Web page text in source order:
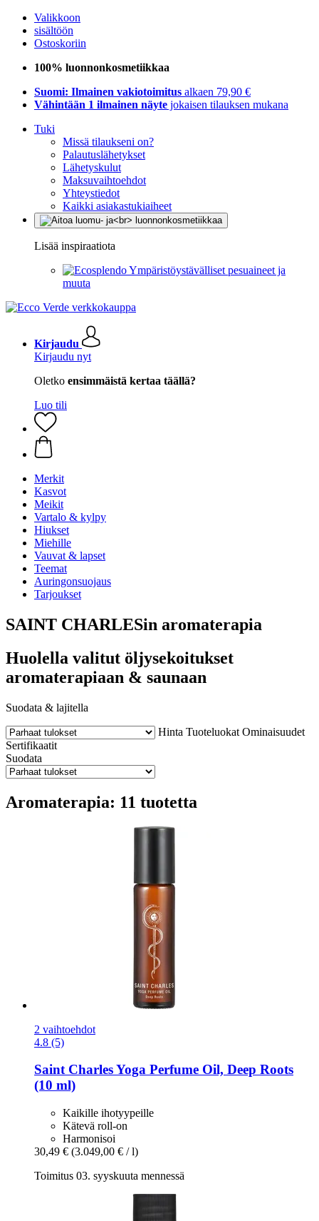
Valikkoon
sisältöön
Ostoskoriin
100% luonnonkosmetiikkaa
Suomi: Ilmainen vakiotoimitus alkaen 79,90 €
Vähintään 1 ilmainen näyte jokaisen tilauksen mukana
Tuki
Missä tilaukseni on?
Palautuslähetykset
Lähetyskulut
Maksuvaihtoehdot
Yhteystiedot
Kaikki asiakastukiaiheet
Lisää inspiraatiota
Ympäristöystävälliset pesuaineet ja
muuta
Kirjaudu
Kirjaudu nyt
Oletko ensimmäistä kertaa täällä?
Luo tili
Merkit
Kasvot
Meikit
Vartalo & kylpy
Hiukset
Miehille
Vauvat & lapset
Teemat
Auringonsuojaus
Tarjoukset
SAINT CHARLESin aromaterapia
Huolella valitut öljysekoitukset
aromaterapiaan & saunaan
Suodata & lajitella
Hinta Tuoteluokat Ominaisuudet
Sertifikaatit
Suodata
Aromaterapia: 11 tuotetta
2 vaihtoehdot
4.8 (5)
Saint CharlesYoga Perfume Oil, Deep Roots
(10 ml)
Kaikille ihotyypeille
Kätevä roll-on
Harmonisoi
30,49 € (3.049,00 € / l)
Toimitus 03. syyskuuta mennessä